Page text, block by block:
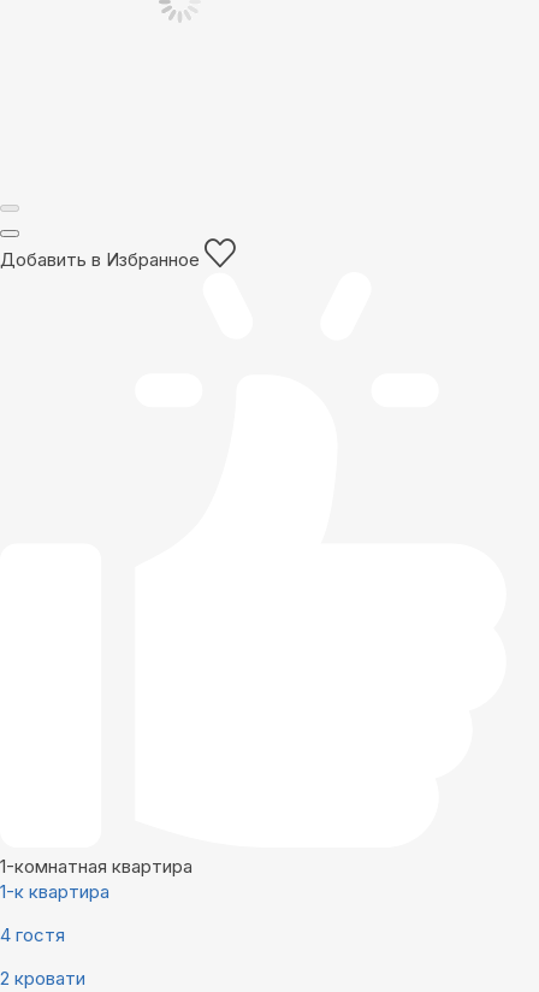
Добавить в Избранное
1-комнатная квартира
1-к квартира
4 гостя
2 кровати